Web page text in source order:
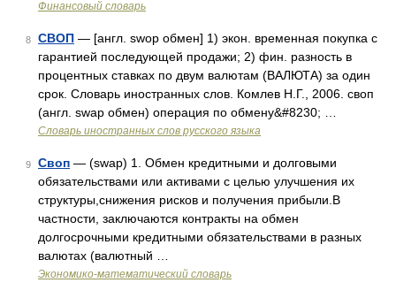
Финансовый словарь
8 СВОП — [англ. swop обмен] 1) экон. временная покупка с
гарантией последующей продажи; 2) фин. разность в
процентных ставках по двум валютам (ВАЛЮТА) за один
срок. Словарь иностранных слов. Комлев Н.Г., 2006. своп
(англ. swap обмен) операция по обмену&#8230; …
Словарь иностранных слов русского языка
9 Своп — (swap) 1. Обмен кредитными и долговыми
обязательствами или активами с целью улучшения их
структуры,снижения рисков и получения прибыли.В
частности, заключаются контракты на обмен
долгосрочными кредитными обязательствами в разных
валютах (валютный …
Экономико-математический словарь